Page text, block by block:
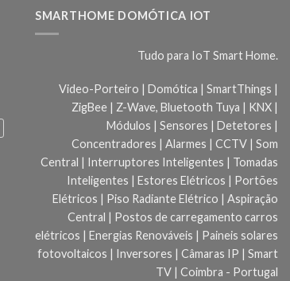
SMARTHOME DOMÓTICA IOT
Tudo para IoT Smart Home.
Video-Porteiro | Domótica | SmartThings |
ZigBee | Z-Wave, Bluetooth Tuya | KNX |
Módulos | Sensores | Detetores |
Concentradores | Alarmes | CCTV | Som
Central | Interruptores Inteligentes | Tomadas
Inteligentes | Estores Elétricos | Portões
Elétricos | Piso Radiante Elétrico | Aspiração
Central | Postos de carregamento carros
elétricos | Energias Renováveis | Paineis solares
fotovoltaicos | Inversores | Câmaras IP | Smart
TV | Coimbra - Portugal